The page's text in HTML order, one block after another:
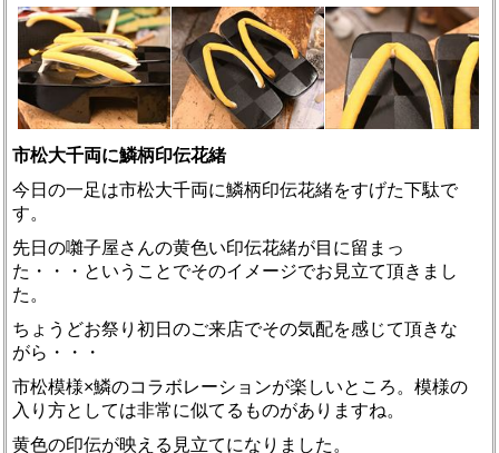
市松大千両に鱗柄印伝花緒
今日の一足は市松大千両に鱗柄印伝花緒をすげた下駄で
す。
先日の囃子屋さんの黄色い印伝花緒が目に留まっ
た・・・ということでそのイメージでお見立て頂きまし
た。
ちょうどお祭り初日のご来店でその気配を感じて頂きな
がら・・・
市松模様×鱗のコラボレーションが楽しいところ。模様の
入り方としては非常に似てるものがありますね。
黄色の印伝が映える見立てになりました。